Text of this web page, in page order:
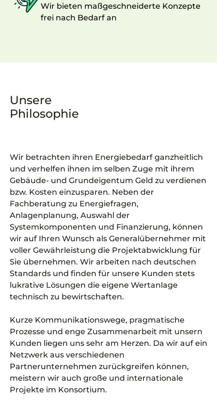
Wir bieten maßgeschneiderte Konzepte
frei nach Bedarf an
Unsere
Philosophie
Wir betrachten ihren Energiebedarf ganzheitlich
und verhelfen ihnen im selben Zuge mit ihrem
Gebäude- und Grundeigentum Geld zu verdienen
bzw. Kosten einzusparen. Neben der
Fachberatung zu Energiefragen,
Anlagenplanung, Auswahl der
Systemkomponenten und Finanzierung, können
wir auf Ihren Wunsch als Generalübernehmer mit
voller Gewährleistung die Projektabwicklung für
Sie übernehmen. Wir arbeiten nach deutschen
Standards und finden für unsere Kunden stets
lukrative Lösungen die eigene Wertanlage
technisch zu bewirtschaften.
Kurze Kommunikationswege, pragmatische
Prozesse und enge Zusammenarbeit mit unsern
Kunden liegen uns sehr am Herzen. Da wir auf ein
Netzwerk aus verschiedenen
Partnerunternehmen zurückgreifen können,
meistern wir auch große und internationale
Projekte im Konsortium.